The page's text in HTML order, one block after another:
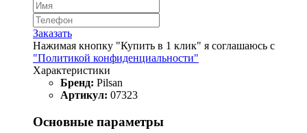
Заказать
Нажимая кнопку "Купить в 1 клик" я соглашаюсь с
"Политикой конфиденциальности"
Характеристики
Бренд: Pilsan
Артикул: 07323
Основные параметры